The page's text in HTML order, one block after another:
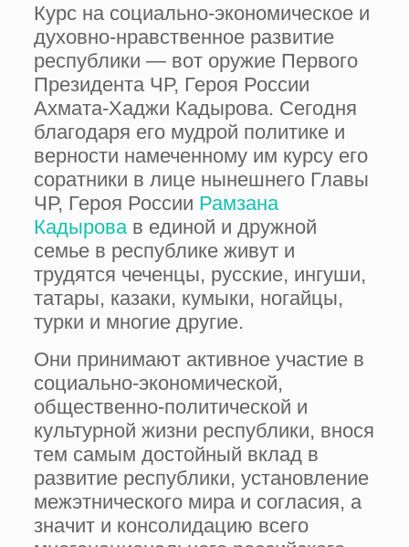
Курс на социально-экономическое и
духовно-нравственное развитие
республики — вот оружие Первого
Президента ЧР, Героя России
Ахмата-Хаджи Кадырова. Сегодня
благодаря его мудрой политике и
верности намеченному им курсу его
соратники в лице нынешнего Главы
ЧР, Героя России Рамзана
Кадыровав единой и дружной
семье в республике живут и
трудятся чеченцы, русские, ингуши,
татары, казаки, кумыки, ногайцы,
турки и многие другие.
Они принимают активное участие в
социально-экономической,
общественно-политической и
культурной жизни республики, внося
тем самым достойный вклад в
развитие республики, установление
межэтнического мира и согласия, а
значит и консолидацию всего